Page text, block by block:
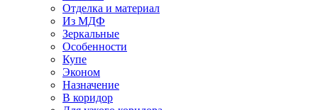
Отделка и материал
Из МДФ
Зеркальные
Особенности
Купе
Эконом
Назначение
В коридор